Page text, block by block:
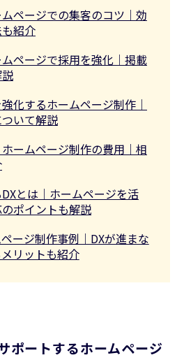
ムページでの集客のコツ｜効
紹介
ムページで採用を強化｜掲載
化するホームページ制作｜
いて解説
ホームページ制作の費用｜相
とは｜ホームページを活
ポイントも解説
ージ制作事例｜DXが進まな
リットも紹介
ポートするホームページ